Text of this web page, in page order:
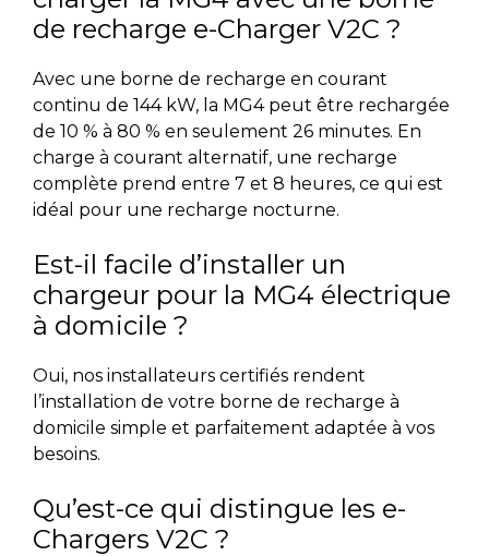
de recharge e-Charger V2C ?
Avec une borne de recharge en courant
continu de 144 kW, la MG4 peut être rechargée
de 10 % à 80 % en seulement 26 minutes. En
charge à courant alternatif, une recharge
complète prend entre 7 et 8 heures, ce qui est
idéal pour une recharge nocturne.
Est-il facile d’installer un
chargeur pour la MG4 électrique
à domicile ?
Oui, nos installateurs certifiés rendent
l’installation de votre borne de recharge à
domicile simple et parfaitement adaptée à vos
besoins.
Qu’est-ce qui distingue les e-
Chargers V2C ?